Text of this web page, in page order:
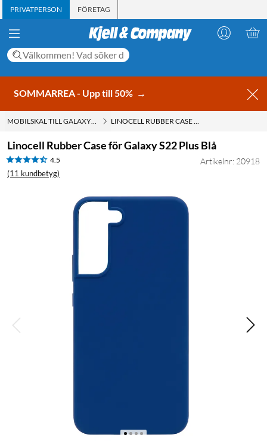
PRIVATPERSON FÖRETAG
SOMMARREA - Upp till 50% →
MOBILSKAL TILL GALAXY S22 PLUS LINOCELL RUBBER CASE FÖR GALAXY S22 PLUS BLÅ
Linocell Rubber Case för Galaxy S22 Plus Blå
4.5
(11 kundbetyg)
Artikelnr: 20918